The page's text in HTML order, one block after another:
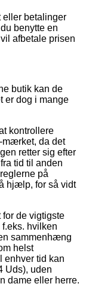
eller betalinger
benytte en
afbetale prisen
butik kan de
er dog i mange
kontrollere
mærket, da det
retter sig efter
tid til anden
på
hjælp, for så vidt
for de vigtigste
hvilken
sammenhæng
helst
enhver tid kan
Uds), uden
dame eller herre.